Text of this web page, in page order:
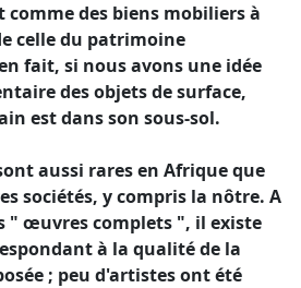
des biens mobiliers à
celle du patrimoine
fait, si nous avons une idée
des objets de surface,
est dans son sous-sol.
aussi rares en Afrique que
sociétés, y compris la nôtre. A
" œuvres complets ", il existe
à la qualité de la
; peu d'artistes ont été